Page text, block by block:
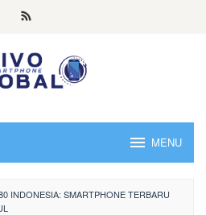
MENU
INDONESIA: SMARTPHONE TERBARU